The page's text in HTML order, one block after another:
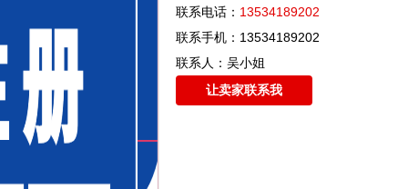
联系电话： 13534189202
联系手机：13534189202
联系人：吴小姐
让卖家联系我